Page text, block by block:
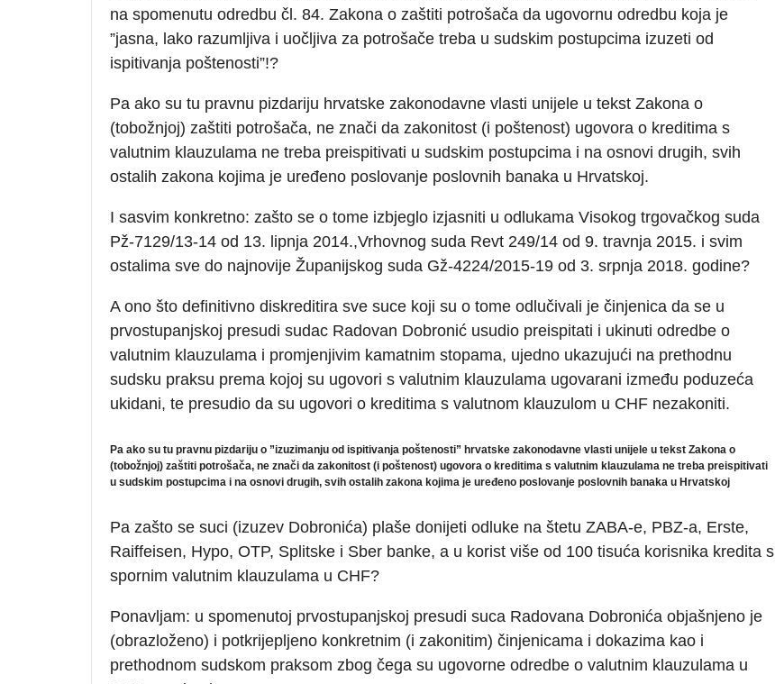
na spomenutu odredbu čl. 84. Zakona o zaštiti potrošača da ugovornu odredbu koja je
”jasna, lako razumljiva i uočljiva za potrošače treba u sudskim postupcima izuzeti od
ispitivanja poštenosti”!?
Pa ako su tu pravnu pizdariju hrvatske zakonodavne vlasti unijele u tekst Zakona o
(tobožnjoj) zaštiti potrošača, ne znači da zakonitost (i poštenost) ugovora o kreditima s
valutnim klauzulama ne treba preispitivati u sudskim postupcima i na osnovi drugih, svih
ostalih zakona kojima je uređeno poslovanje poslovnih banaka u Hrvatskoj.
I sasvim konkretno: zašto se o tome izbjeglo izjasniti u odlukama Visokog trgovačkog suda
Pž-7129/13-14 od 13. lipnja 2014.,Vrhovnog suda Revt 249/14 od 9. travnja 2015. i svim
ostalima sve do najnovije Županijskog suda Gž-4224/2015-19 od 3. srpnja 2018. godine?
A ono što definitivno diskreditira sve suce koji su o tome odlučivali je činjenica da se u
prvostupanjskoj presudi sudac Radovan Dobronić usudio preispitati i ukinuti odredbe o
valutnim klauzulama i promjenjivim kamatnim stopama, ujedno ukazujući na prethodnu
sudsku praksu prema kojoj su ugovori s valutnim klauzulama ugovarani između poduzeća
ukidani, te presudio da su ugovori o kreditima s valutnom klauzulom u CHF nezakoniti.
Pa ako su tu pravnu pizdariju o ”izuzimanju od ispitivanja poštenosti” hrvatske zakonodavne vlasti unijele u tekst Zakona o
(tobožnjoj) zaštiti potrošača, ne znači da zakonitost (i poštenost) ugovora o kreditima s valutnim klauzulama ne treba preispitivati
u sudskim postupcima i na osnovi drugih, svih ostalih zakona kojima je uređeno poslovanje poslovnih banaka u Hrvatskoj
Pa zašto se suci (izuzev Dobronića) plaše donijeti odluke na štetu ZABA-e, PBZ-a, Erste,
Raiffeisen, Hypo, OTP, Splitske i Sber banke, a u korist više od 100 tisuća korisnika kredita s
spornim valutnim klauzulama u CHF?
Ponavljam: u spomenutoj prvostupanjskoj presudi suca Radovana Dobronića objašnjeno je
(obrazloženo) i potkrijepljeno konkretnim (i zakonitim) činjenicama i dokazima kao i
prethodnom sudskom praksom zbog čega su ugovorne odredbe o valutnim klauzulama u